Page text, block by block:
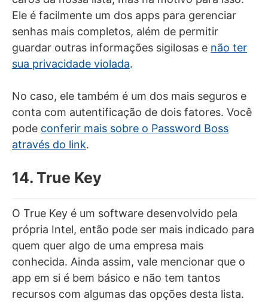
Ele é facilmente um dos apps para gerenciar
senhas mais completos, além de permitir
guardar outras informações sigilosas e não ter
sua privacidade violada.
No caso, ele também é um dos mais seguros e
conta com autentificação de dois fatores. Você
pode conferir mais sobre o Password Boss
através do link.
14. True Key
O True Key é um software desenvolvido pela
própria Intel, então pode ser mais indicado para
quem quer algo de uma empresa mais
conhecida. Ainda assim, vale mencionar que o
app em si é bem básico e não tem tantos
recursos com algumas das opções desta lista.